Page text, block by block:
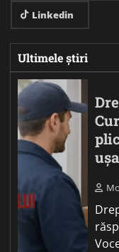
Linkedin
Ultimele știri